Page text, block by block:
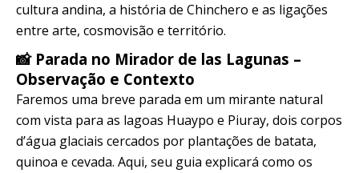
cultura andina, a história de Chinchero e as ligações
entre arte, cosmovisão e território.
📸 Parada no Mirador de las Lagunas –
Observação e Contexto
Faremos uma breve parada em um mirante natural
com vista para as lagoas Huaypo e Piuray, dois corpos
d’água glaciais cercados por plantações de batata,
quinoa e cevada. Aqui, seu guia explicará como os